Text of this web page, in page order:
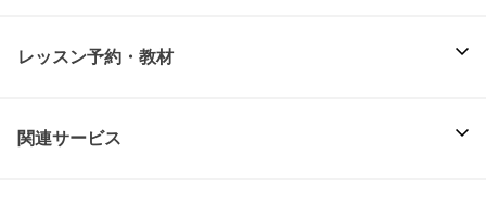
レッスン予約・教材
関連サービス